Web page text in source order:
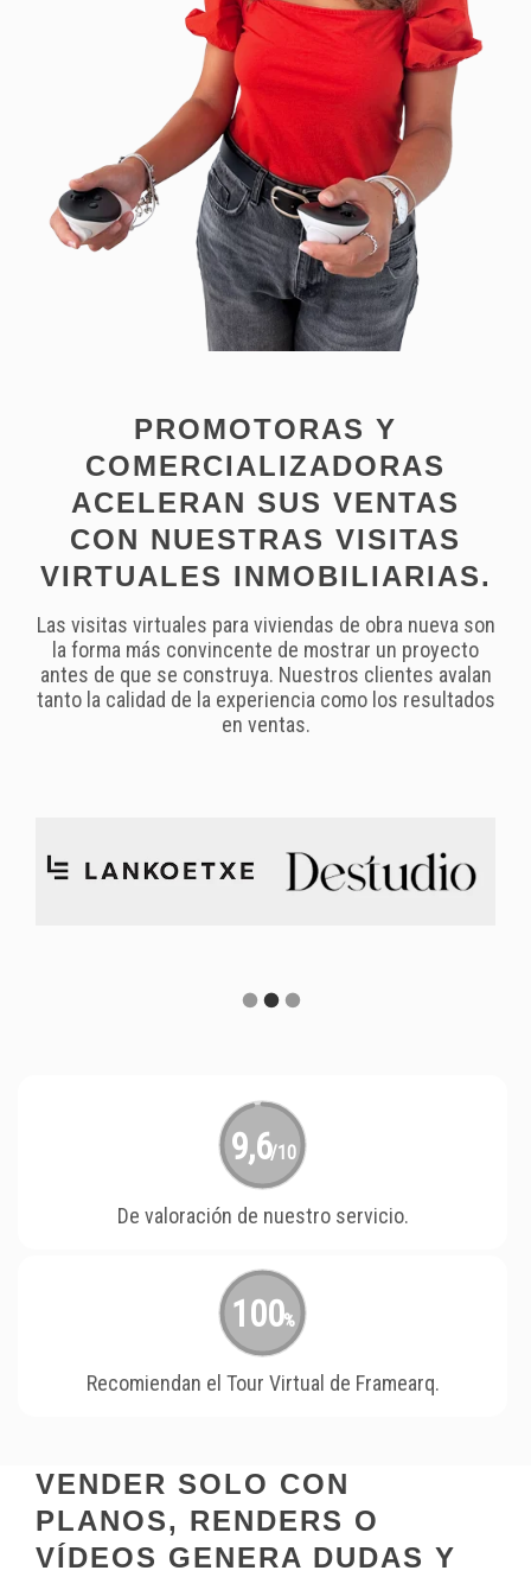
PROMOTORAS Y
COMERCIALIZADORAS
ACELERAN SUS VENTAS
CON NUESTRAS VISITAS
VIRTUALES INMOBILIARIAS.
Las visitas virtuales para viviendas de obra nueva son
la forma más convincente de mostrar un proyecto
antes de que se construya. Nuestros clientes avalan
tanto la calidad de la experiencia como los resultados
en ventas.
9,6/10
De valoración de nuestro servicio.
100%
Recomiendan el Tour Virtual de Framearq.
VENDER SOLO CON
PLANOS, RENDERS O
VÍDEOS GENERA DUDAS Y